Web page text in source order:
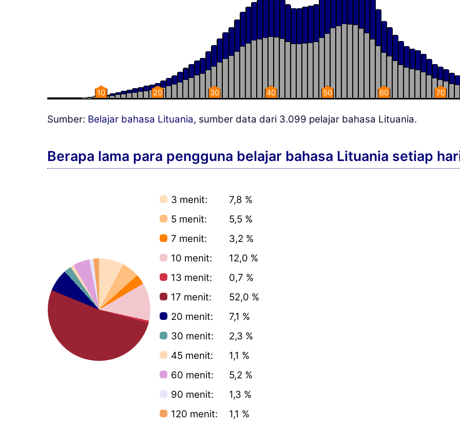
10 20 30 40 50 60 70
Sumber: Belajar bahasa Lituania, sumber data dari 3.099 pelajar bahasa Lituania.
Berapa lama para pengguna belajar bahasa Lituania setiap
3 menit:
7,8 %
5 menit:
5,5 %
7 menit:
3,2 %
10 menit:
12,0 %
13 menit:
0,7 %
17 menit:
52,0 %
20 menit:
7,1 %
30 menit:
2,3 %
45 menit:
1,1 %
60 menit:
5,2 %
90 menit:
1,3 %
120 menit:
1,1 %